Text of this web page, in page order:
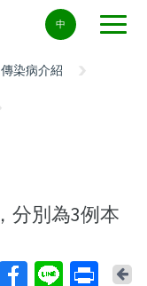
中
傳染病介紹
分別為3例本